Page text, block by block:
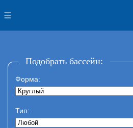
Подобрать бассейн:
Форма:
Тип: